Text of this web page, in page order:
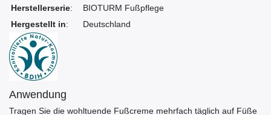
Herstellerserie:
BIOTURM Fußpflege
Hergestellt in: Deutschland
Anwendung
Tragen Sie die wohltuende Fußcreme mehrfach täglich auf Füße